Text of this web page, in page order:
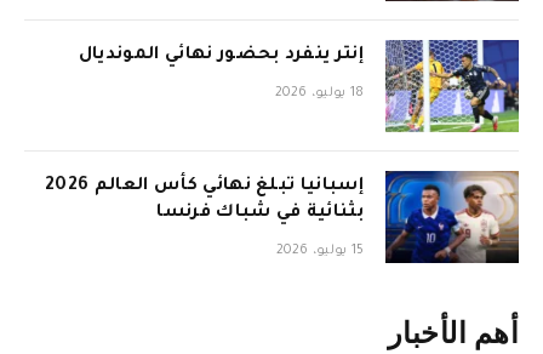
إنتر ينفرد بحضور نهائي المونديال
18 يوليو، 2026
إسبانيا تبلغ نهائي كأس العالم 2026
بثنائية في شباك فرنسا
15 يوليو، 2026
أهم الأخبار